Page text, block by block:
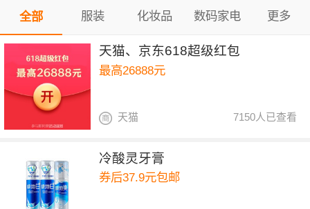
全部 服装 化妆品 数码家电 更多
天猫、京东618超级红包
最高26888元
7150人已查看
天猫
冷酸灵牙膏
券后37.9元包邮